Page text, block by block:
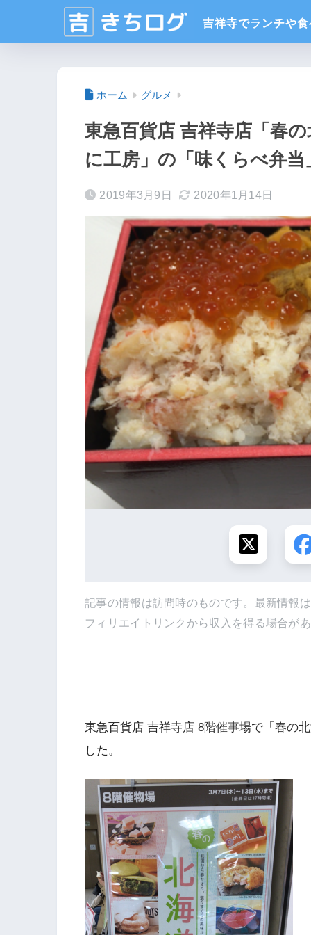
ホーム グルメ
東急百貨店 吉祥寺店「春
に工房」の「味くらべ弁
2019年3月9日 2020年1月14日
記事の情報は訪問時のものです。最新情報
フィリエイトリンクから収入を得る場合が
東急百貨店 吉祥寺店 8階催事場で「春の
した。